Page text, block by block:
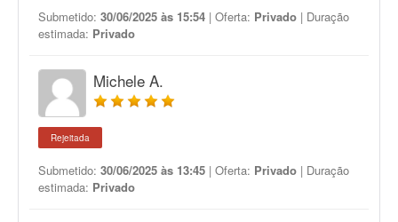
Submetido: 30/06/2025 às 15:54 | Oferta: Privado | Duração
estimada: Privado
Michele A.
Rejeitada
Submetido: 30/06/2025 às 13:45 | Oferta: Privado | Duração
estimada: Privado